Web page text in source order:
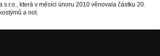
která v měsíci únoru 2010 věnovala částku 20.
a not.